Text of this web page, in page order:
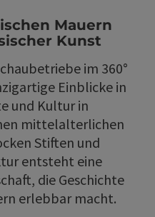
Mauern
Kunst
im 360°
Einblicke in
und Kultur in
mittelalterlichen
Stiften und
entsteht eine
die Geschichte
erlebbar macht.